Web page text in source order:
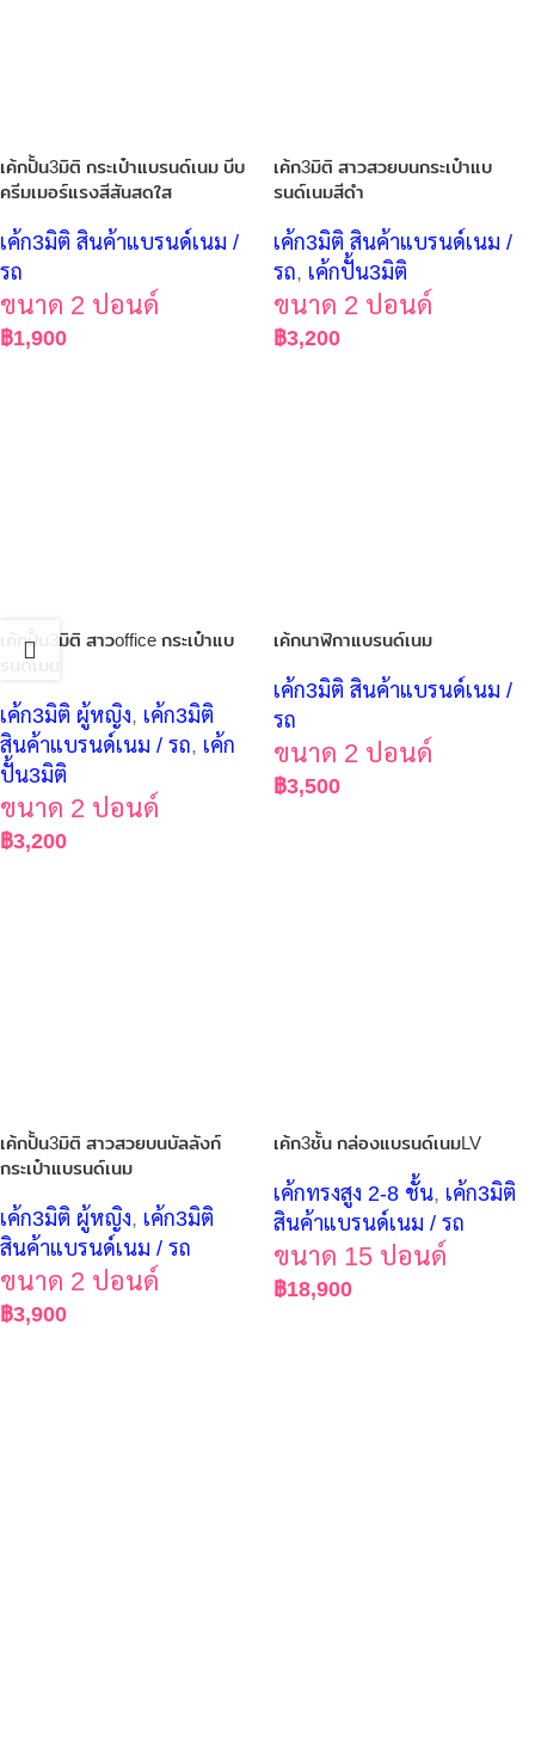
เค้กปั้น3มิติ กระเป๋าแบรนด์เนม บีบ
ครีมเมอร์แรงสีสันสดใส
เค้ก3มิติ สินค้าแบรนด์เนม /
รถ
ขนาด 2 ปอนด์
฿1,900
เค้ก3มิติ สาวสวยบนกระเป๋าแบ
รนด์เนมสีดำ
เค้ก3มิติ สินค้าแบรนด์เนม /
รถ, เค้กปั้น3มิติ
ขนาด 2 ปอนด์
฿3,200
เค้กปั้น3มิติ สาวoffice กระเป๋าแบ
รนด์เนม
เค้ก3มิติ ผู้หญิง, เค้ก3มิติ
สินค้าแบรนด์เนม / รถ, เค้ก
ปั้น3มิติ
ขนาด 2 ปอนด์
฿3,200
เค้กนาฬิกาแบรนด์เนม
เค้ก3มิติ สินค้าแบรนด์เนม /
รถ
ขนาด 2 ปอนด์
฿3,500
เค้กปั้น3มิติ สาวสวยบนบัลลังก์
กระเป๋าแบรนด์เนม
เค้ก3มิติ ผู้หญิง, เค้ก3มิติ
สินค้าแบรนด์เนม / รถ
ขนาด 2 ปอนด์
฿3,900
เค้ก3ชั้น กล่องแบรนด์เนมLV
เค้กทรงสูง 2-8 ชั้น, เค้ก3มิติ
สินค้าแบรนด์เนม / รถ
ขนาด 15 ปอนด์
฿18,900